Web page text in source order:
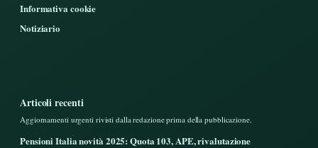
Informativa cookie
Notiziario
Articoli recenti
Aggiornamenti urgenti rivisti dalla redazione prima della pubblicazione.
Pensioni Italia novità 2025: Quota 103, APE, rivalutazione